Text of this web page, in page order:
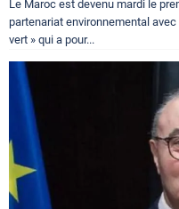
Le Maroc est devenu mardi le
partenariat environnemental avec
vert » qui a pour...